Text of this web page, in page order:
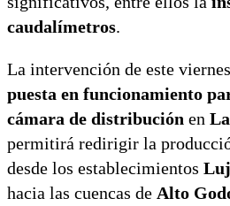
caudalímetros.
La intervención de este
puesta en funcionamiento
cámara de distribución en
permitirá redirigir la
desde los establecimientos
hacia las cuencas de Alto